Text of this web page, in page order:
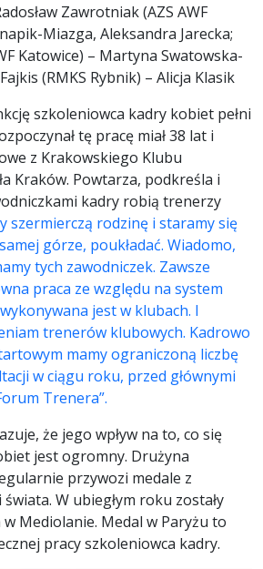
Zawrotniak (AZS AWF
Miazga, Aleksandra Jarecka;
Katowice) – Martyna Swatowska-
(RMKS Rybnik) – Alicja Klasik
szkoleniowca kadry kobiet pełni
tę pracę miał 38 lat i
z Krakowskiego Klubu
Kraków. Powtarza, podkreśla i
kadry robią trenerzy
szermierczą rodzinę i staramy się
górze, poukładać. Wiadomo,
tych zawodniczek. Zawsze
praca ze względu na system
jest w klubach. I
trenerów klubowych. Kadrowo
mamy ograniczoną liczbę
w ciągu roku, przed głównymi
Trenera”.
że jego wpływ na to, co się
jest ogromny. Drużyna
przywozi medale z
W ubiegłym roku zostały
Mediolanie. Medal w Paryżu to
pracy szkoleniowca kadry.